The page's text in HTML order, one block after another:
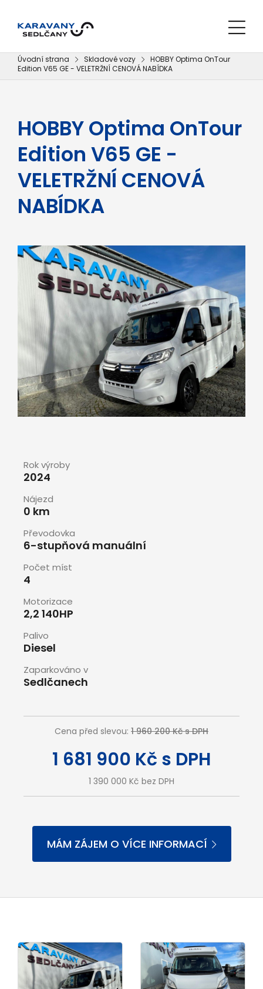
Úvodní strana Skladové vozy
HOBBY Optima OnTour
Edition V65 GE - VELETRŽNÍ CENOVÁ NABÍDKA
HOBBY Optima OnTour
Edition V65 GE -
VELETRŽNÍ CENOVÁ
NABÍDKA
Rok výroby
2024
Nájezd
0 km
Převodovka
6-stupňová manuální
Počet míst
4
Motorizace
2,2 140HP
Palivo
Diesel
Zaparkováno v
Sedlčanech
Cena před slevou: 1 960 200 Kč s DPH
1 681 900 Kč s DPH
1 390 000 Kč bez DPH
MÁM ZÁJEM O VÍCE INFORMACÍ